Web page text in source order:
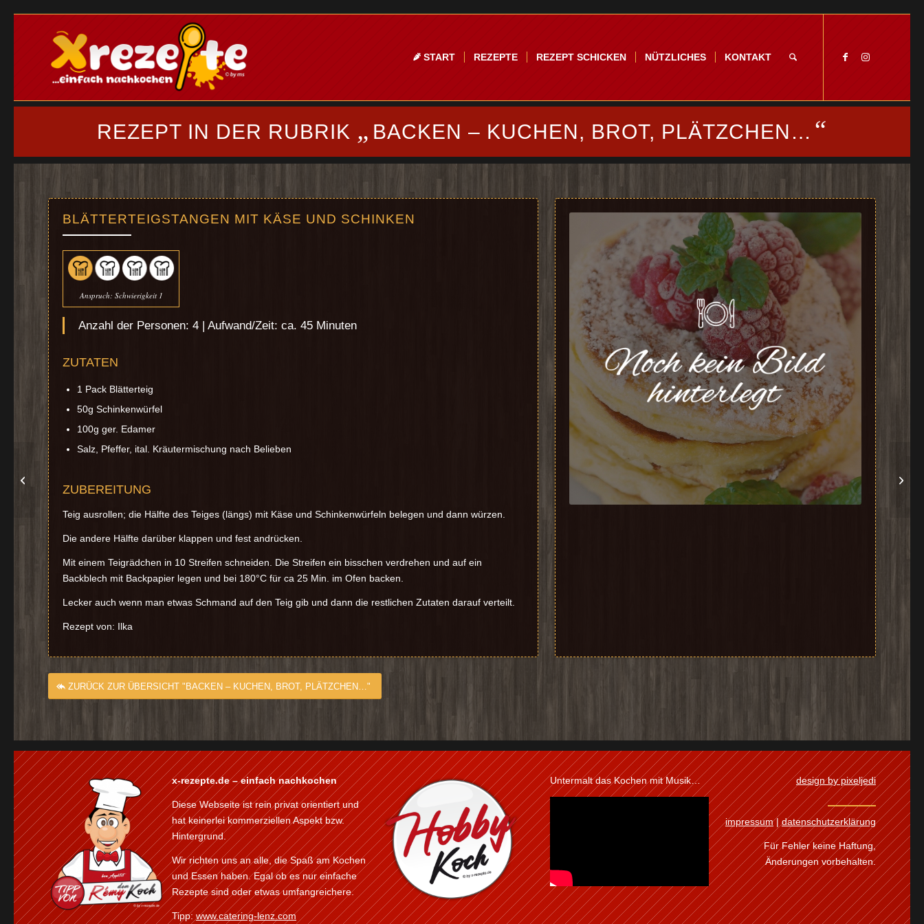
START REZEPTE REZEPT SCHICKEN NÜTZLICHES KONTAKT
REZEPT IN DER RUBRIK „ BACKEN – KUCHEN, BROT, PLÄTZCHEN… “
BLÄTTERTEIGSTANGEN MIT KÄSE UND SCHINKEN
Anspruch: Schwierigkeit 1
Anzahl der Personen: 4 | Aufwand/Zeit: ca. 45 Minuten
ZUTATEN
1 Pack Blätterteig
50g Schinkenwürfel
100g ger. Edamer
Salz, Pfeffer, ital. Kräutermischung nach Belieben
ZUBEREITUNG
Teig ausrollen; die Hälfte des Teiges (längs) mit Käse und Schinkenwürfeln belegen und dann würzen.
Die andere Hälfte darüber klappen und fest andrücken.
Mit einem Teigrädchen in 10 Streifen schneiden. Die Streifen ein bisschen verdrehen und auf ein
Backblech mit Backpapier legen und bei 180°C für ca 25 Min. im Ofen backen.
Lecker auch wenn man etwas Schmand auf den Teig gib und dann die restlichen Zutaten darauf verteilt.
Rezept von: Ilka
ZURÜCK ZUR ÜBERSICHT "BACKEN – KUCHEN, BROT, PLÄTZCHEN…"
x-rezepte.de – einfach nachkochen
Diese Webseite ist rein privat orientiert und
hat keinerlei kommerziellen Aspekt bzw.
Hintergrund.
Wir richten uns an alle, die Spaß am Kochen
und Essen haben. Egal ob es nur einfache
Rezepte sind oder etwas umfangreichere.
Tipp: www.catering-lenz.com
Untermalt das Kochen mit Musik… design by pixeljedi
impressum| datenschutzerklärung
Für Fehler keine Haftung,
Änderungen vorbehalten.
Blätterteig-Hörnchen